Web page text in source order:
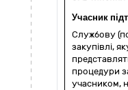
Учасник
Службову
закупівлі,
процедури
учасником,